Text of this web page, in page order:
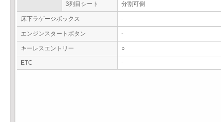
3列目シート 分割可倒
床下ラゲージボックス -
エンジンスタートボタン -
キーレスエントリー ○
ETC -